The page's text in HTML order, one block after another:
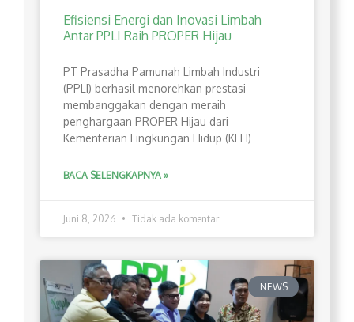
Efisiensi Energi dan Inovasi Limbah
Antar PPLI Raih PROPER Hijau
PT Prasadha Pamunah Limbah Industri
(PPLI) berhasil menorehkan prestasi
membanggakan dengan meraih
penghargaan PROPER Hijau dari
Kementerian Lingkungan Hidup (KLH)
BACA SELENGKAPNYA »
Juni 8, 2026 Tidak ada komentar
NEWS